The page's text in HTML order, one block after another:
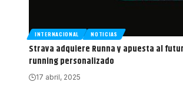
INTERNACIONAL NOTICIAS
Strava adquiere Runna y apuesta al
running personalizado
17 abril, 2025